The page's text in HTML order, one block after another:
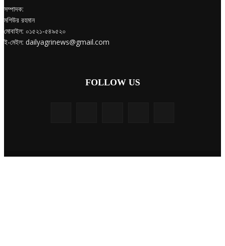
সম্পাদক:
মশিউর রহমান
মোবাইল: ০১৫২১-৫৪৯৫২০
ই-মেইল: dailyagrinews@gmail.com
FOLLOW US